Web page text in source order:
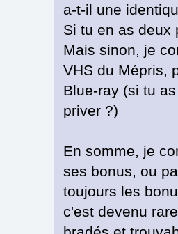
a-t-il une
Si tu en as deux
Mais sinon, je
VHS du Mépris,
Blue-ray (si tu
priver ?)
En somme, je
ses bonus, ou
toujours les
c'est devenu